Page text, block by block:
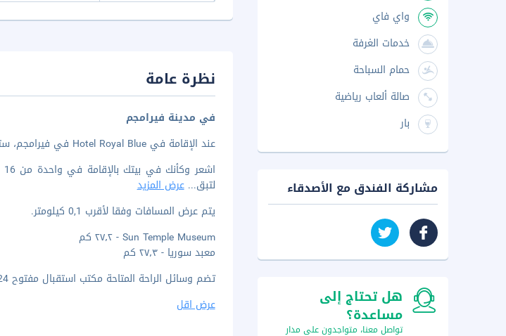
نظرة عامة
في مدينة فيرامجم
عند الإقامة في Hotel Royal Blue في فيرامجم، ستكون على بُعد ٢٧٫٢ كم من Sun Temple Museum و٢٧٫٣ كم من معبد سوريا.
لتبق...عرض المزيد
يتم عرض المسافات وفقا لأقرب 0,1 كيلومتر.
Sun Temple Museum - ٢٧٫٢ كم
معبد سوريا - ٢٧٫٣ كم
تضم وسائل الراحة المتاحة مكتب استقبال مفتوح 24 ساعة ومصعد. يتاح خدمة صف السيارات بمعرفة الفندق مجانا داخل موقع المنشأة.
عرض اقل
واي فاي
خدمات الغرفة
حمام السباحة
صالة ألعاب رياضية
بار
مشاركة الفندق مع الأصدقاء
هل تحتاج إلى
مساعدة؟
تواصل معنا، متواجدون على مدار